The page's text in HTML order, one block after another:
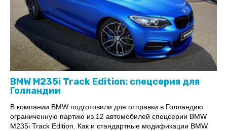
BMW M235i Track Edition: спецсерия для
Голландии
В компании BMW подготовили для отправки в Голландию
ограниченную партию из 12 автомобилей спецсерии BMW
M235i Track Edition. Как и стандартные модификации BMW